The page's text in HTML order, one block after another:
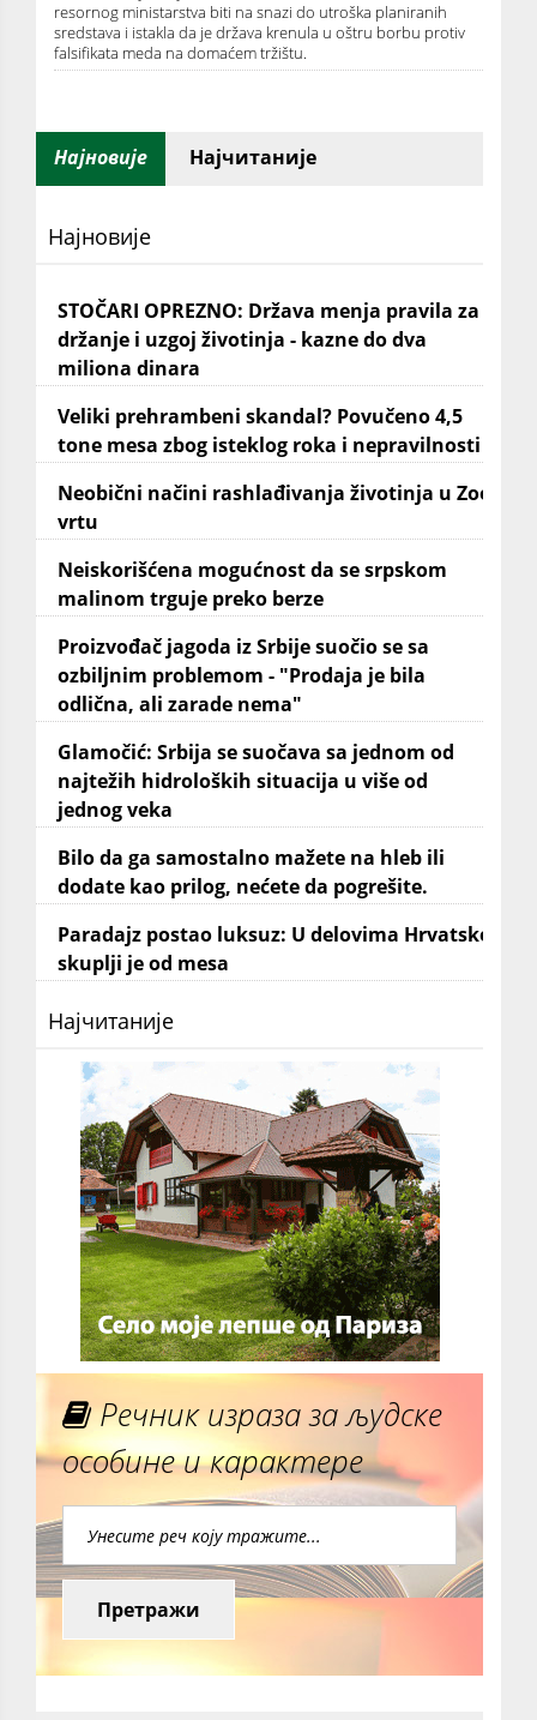
resornog ministarstva biti na snazi do utroška planiranih
sredstava i istakla da je država krenula u oštru borbu protiv
falsifikata meda na domaćem tržištu.
Најновије Најчитаније
Најновије
STOČARI OPREZNO: Država menja pravila za
držanje i uzgoj životinja - kazne do dva
miliona dinara
Veliki prehrambeni skandal? Povučeno 4,5
tone mesa zbog isteklog roka i nepravilnosti
Neobični načini rashlađivanja životinja u Zoo
vrtu
Neiskorišćena mogućnost da se srpskom
malinom trguje preko berze
Proizvođač jagoda iz Srbije suočio se sa
ozbiljnim problemom - "Prodaja je bila
odlična, ali zarade nema"
Glamočić: Srbija se suočava sa jednom od
najtežih hidroloških situacija u više od
jednog veka
Bilo da ga samostalno mažete na hleb ili
dodate kao prilog, nećete da pogrešite.
Paradajz postao luksuz: U delovima Hrvatske
skuplji je od mesa
Најчитаније
Речник израза за људске
особине и карактере
Претражи